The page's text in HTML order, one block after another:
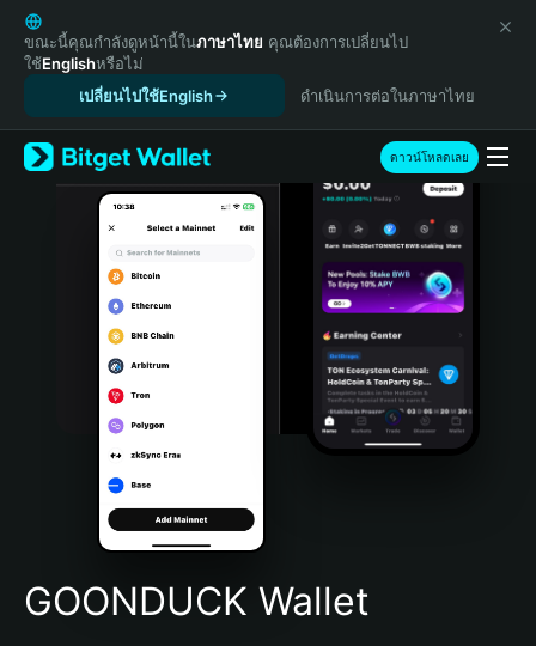
English
日本語
Tiếng Việt
Español (Latinoamérica)
Türkçe
Italiano
Português (Portugal)
Bahasa Indonesia
Português (Brasil)
Español (Argentina)
ขณะนี้คุณกำลังดูหน้านี้ในภาษาไทย คุณต้องการเปลี่ยนไป
ใช้Englishหรือไม่
เปลี่ยนไปใช้English
ดำเนินการต่อในภาษาไทย
ดาวน์โหลดเลย
GOONDUCK Wallet